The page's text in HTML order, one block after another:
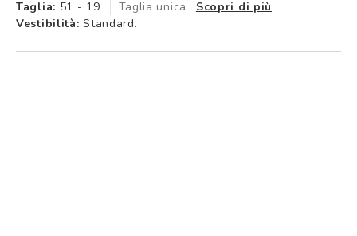
Taglia: 51 - 19 Taglia unica
Scopri di più
Vestibilità: Standard.